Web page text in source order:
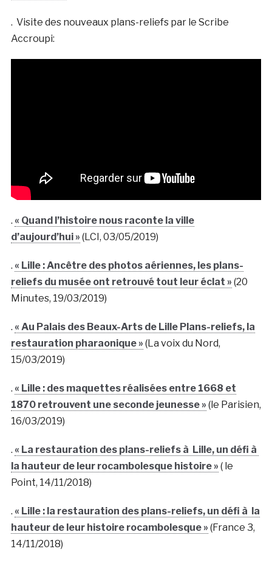
. Visite des nouveaux plans-reliefs par le Scribe
Accroupi:
. « Quand l’histoire nous raconte la ville
d’aujourd’hui » (LCI, 03/05/2019)
. « Lille : Ancêtre des photos aériennes, les plans-
reliefs du musée ont retrouvé tout leur éclat » (20
Minutes, 19/03/2019)
. « Au Palais des Beaux-Arts de Lille Plans-reliefs, la
restauration pharaonique » (La voix du Nord,
15/03/2019)
. « Lille : des maquettes réalisées entre 1668 et
1870 retrouvent une seconde jeunesse » (le Parisien,
16/03/2019)
. « La restauration des plans-reliefs à Lille, un défi à
la hauteur de leur rocambolesque histoire » ( le
Point, 14/11/2018)
. « Lille : la restauration des plans-reliefs, un défi à la
hauteur de leur histoire rocambolesque » (France 3,
14/11/2018)